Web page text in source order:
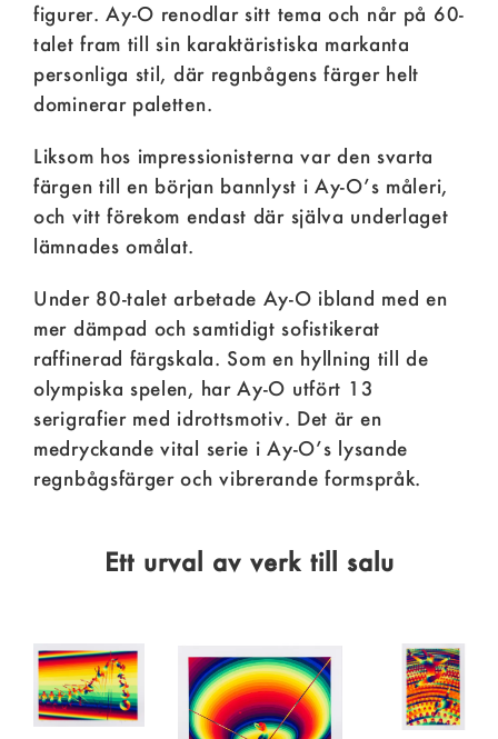
figurer. Ay-O renodlar sitt tema och når på 60-
talet fram till sin karaktäristiska markanta
personliga stil, där regnbågens färger helt
dominerar paletten.
Liksom hos impressionisterna var den svarta
färgen till en början bannlyst i Ay-O’s måleri,
och vitt förekom endast där själva underlaget
lämnades omålat.
Under 80-talet arbetade Ay-O ibland med en
mer dämpad och samtidigt sofistikerat
raffinerad färgskala. Som en hyllning till de
olympiska spelen, har Ay-O utfört 13
serigrafier med idrottsmotiv. Det är en
medryckande vital serie i Ay-O’s lysande
regnbågsfärger och vibrerande formspråk.
Ett urval av verk till salu